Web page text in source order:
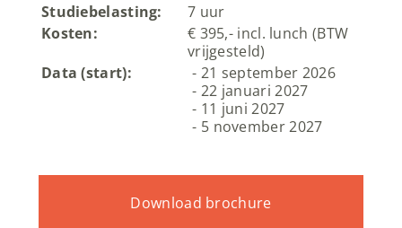
Studiebelasting:
7 uur
Kosten:
€ 395,- incl. lunch (BTW
vrijgesteld)
Data (start):
21 september 2026
22 januari 2027
11 juni 2027
5 november 2027
Download brochure